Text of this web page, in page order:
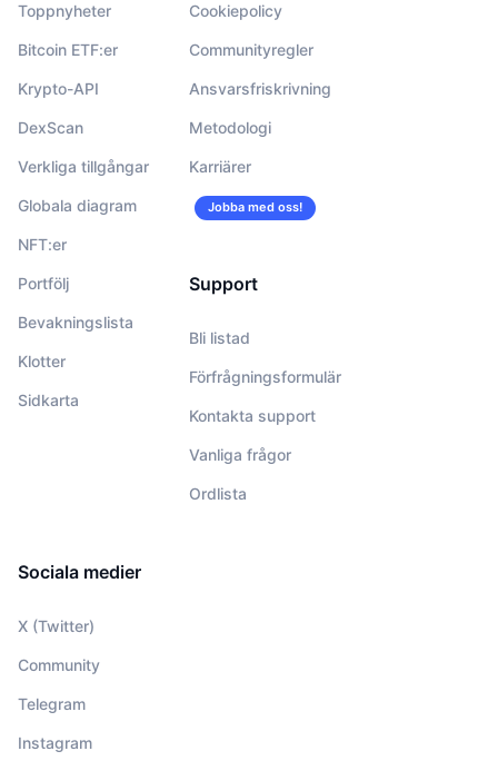
Toppnyheter
Bitcoin ETF:er
Krypto-API
DexScan
Verkliga tillgångar
Globala diagram
NFT:er
Portfölj
Bevakningslista
Klotter
Sidkarta
Cookiepolicy
Communityregler
Ansvarsfriskrivning
Metodologi
Karriärer
Jobba med oss!
Support
Bli listad
Förfrågningsformulär
Kontakta support
Vanliga frågor
Ordlista
Sociala medier
X (Twitter)
Community
Telegram
Instagram